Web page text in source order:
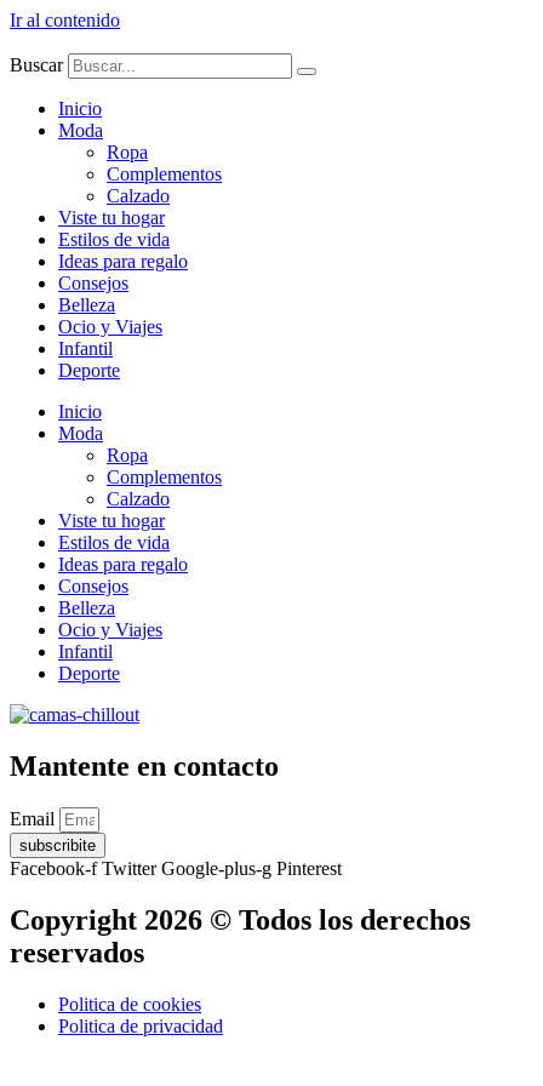
Ir al contenido
Buscar
Inicio
Moda
Ropa
Complementos
Calzado
Viste tu hogar
Estilos de vida
Ideas para regalo
Consejos
Belleza
Ocio y Viajes
Infantil
Deporte
Inicio
Moda
Ropa
Complementos
Calzado
Viste tu hogar
Estilos de vida
Ideas para regalo
Consejos
Belleza
Ocio y Viajes
Infantil
Deporte
Mantente en contacto
Email
subscribite
Facebook-f Twitter Google-plus-g Pinterest
Copyright 2026 © Todos los derechos
reservados
Politica de cookies
Politica de privacidad